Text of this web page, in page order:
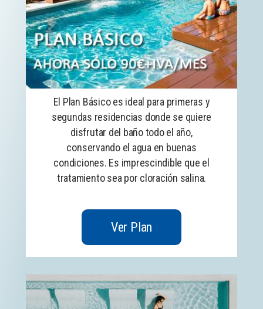
El Plan Básico es ideal para primeras y
segundas residencias donde se quiere
disfrutar del baño todo el año,
conservando el agua en buenas
condiciones. Es imprescindible que el
tratamiento sea por cloración salina.
Ver Plan